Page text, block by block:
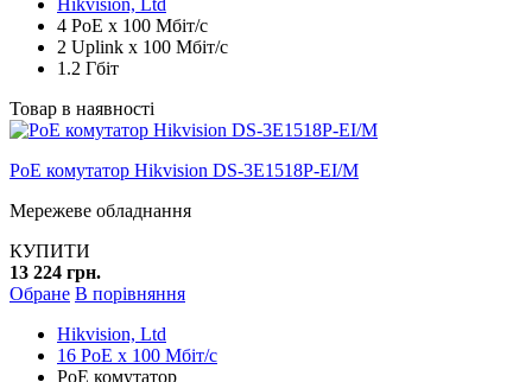
4 PoE x 100 Мбіт/с
2 Uplink x 100 Мбіт/с
1.2 Гбіт
Товар в наявності
PoE комутатор Hikvision DS-3E1518P-EI/M
Мережеве обладнання
КУПИТИ
13 224 грн.
Обране В порівняння
Hikvision, Ltd
16 PoE x 100 Мбіт/с
PoE комутатор